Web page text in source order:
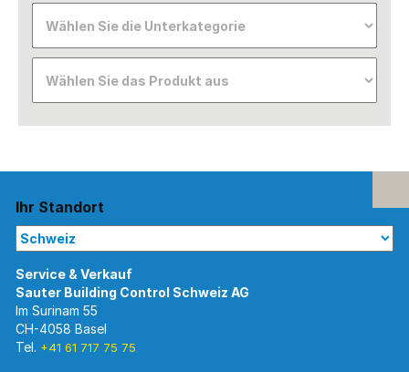
Ihr Standort
Service & Verkauf
Im Surinam 55
CH-4058 Basel
Tel. +41 61 717 75 75